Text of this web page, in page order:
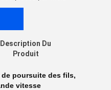
Description Du
Produit
poursuite des fils,
vitesse